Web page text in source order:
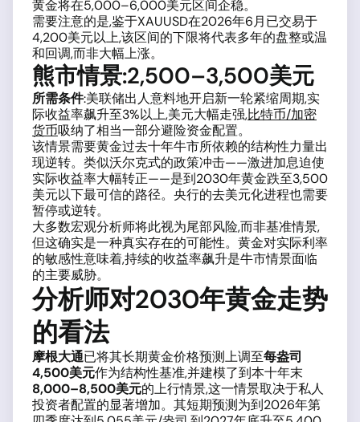
黄金将在5,000–6,000美元区间企稳。
需要注意的是,鉴于XAUUSD在2026年6月已交易于
4,200美元以上,该区间的下限将代表多年的盘整或温
和回调,而非大幅上涨。
熊市情景:2,500–3,500美元
所需条件:美联储出人意料地开启新一轮紧缩周期,实
际收益率飙升至3%以上,美元大幅走强,比特币/加密
货币吸纳了相当一部分避险资金配置。
该情景需要黄金过去十年牛市所依赖的结构性力量出
现逆转。类似沃尔克式的政策冲击——激进加息迫使
实际收益率大幅转正——是到2030年黄金跌至3,500
美元以下最可信的路径。央行的去美元化进程也需要
暂停或逆转。
大多数宏观分析师将此视为尾部风险,而非基准情景,
但这确实是一种真实存在的可能性。黄金对实际利率
的敏感性意味着,持续的收益率飙升是牛市情景面临
的主要威胁。
分析师对2030年黄金走势
的看法
摩根大通已将其长期黄金价格预测上调至每盎司
4,500美元作为结构性基准,并建模了到本十年末
8,000–8,500美元的上行情景,这一情景取决于私人
投资者配置的显著增加。其短期预测为到2026年第